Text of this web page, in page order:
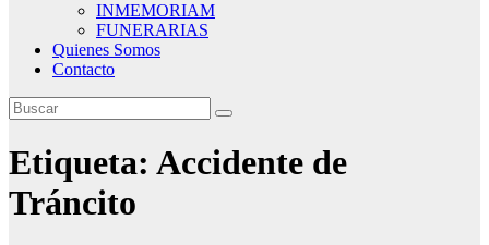
INMEMORIAM
FUNERARIAS
Quienes Somos
Contacto
Etiqueta: Accidente de
Tráncito